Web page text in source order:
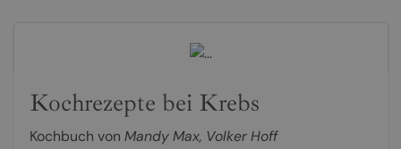
Kochrezepte bei Krebs
Kochbuch von Mandy Max, Volker Hoff